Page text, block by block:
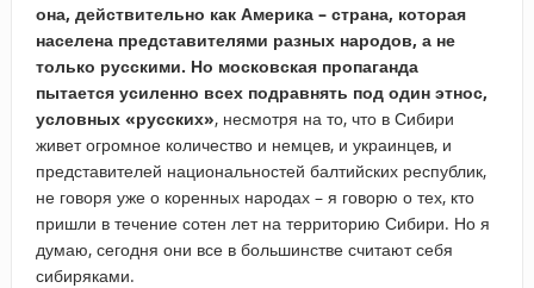
она, действительно как Америка – страна, которая
населена представителями разных народов, а не
только русскими. Но московская пропаганда
пытается усиленно всех подравнять под один этнос,
условных «русских», несмотря на то, что в Сибири
живет огромное количество и немцев, и украинцев, и
представителей национальностей балтийских республик,
не говоря уже о коренных народах – я говорю о тех, кто
пришли в течение сотен лет на территорию Сибири. Но я
думаю, сегодня они все в большинстве считают себя
сибиряками.